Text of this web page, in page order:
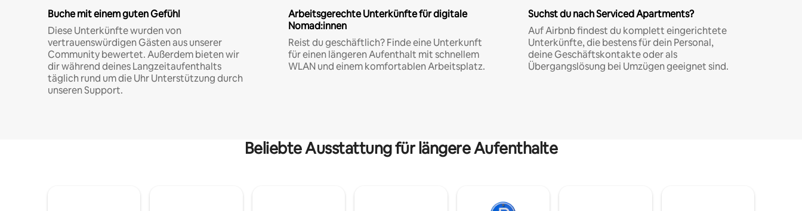
Buche mit einem guten Gefühl
Diese Unterkünfte wurden von
vertrauenswürdigen Gästen aus unserer
Community bewertet. Außerdem bieten wir
dir während deines Langzeitaufenthalts
täglich rund um die Uhr Unterstützung durch
unseren Support.
Arbeitsgerechte Unterkünfte für digitale
Nomad:innen
Reist du geschäftlich? Finde eine Unterkunft
für einen längeren Aufenthalt mit schnellem
WLAN und einem komfortablen Arbeitsplatz.
Suchst du nach Serviced Apartments?
Auf Airbnb findest du komplett eingerichtete
Unterkünfte, die bestens für dein Personal,
deine Geschäftskontakte oder als
Übergangslösung bei Umzügen geeignet sind.
Beliebte Ausstattung für längere Aufenthalte